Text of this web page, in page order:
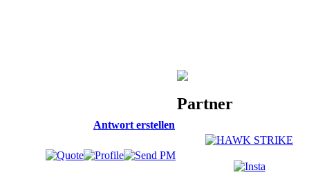
Antwort erstellen
Partner